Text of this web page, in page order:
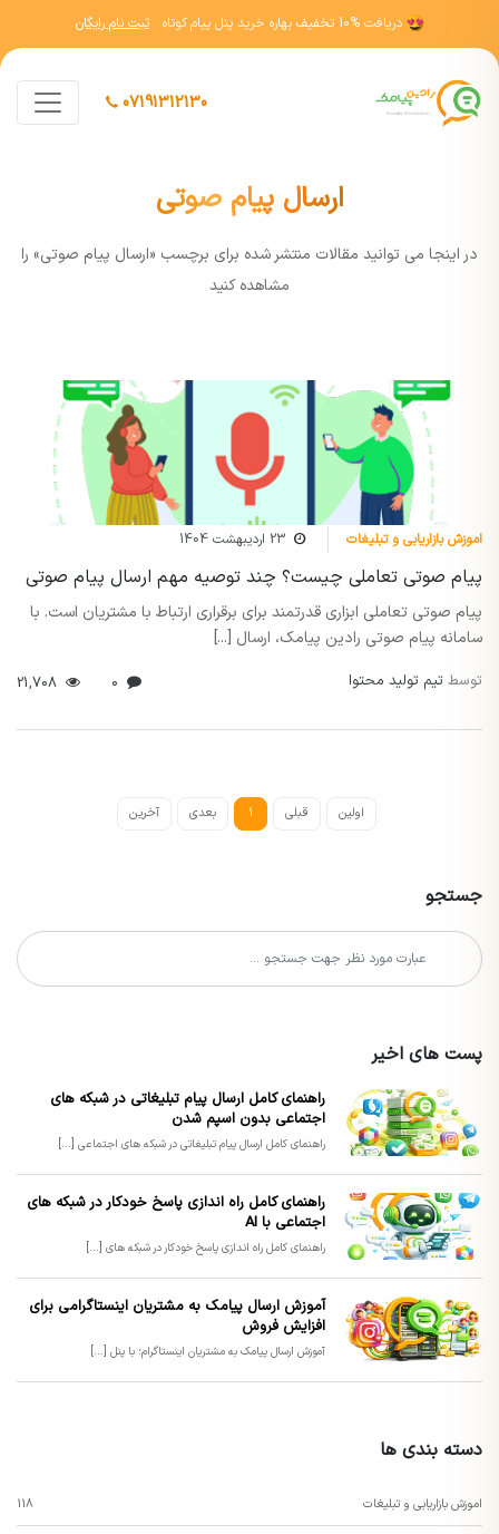
دریافت 10% تخفیف بهاره خرید پنل پیام کوتاه ثبت نام رایگان
07191312130
ارسال پیام صوتی
در اينجا مي توانيد مقالات منتشر شده برای برچسب «ارسال پیام صوتی» را
مشاهده کنيد
اموزش بازاریابی و تبلیغات 23 اردیبهشت 1404
پیام صوتی تعاملی چیست؟ چند توصیه مهم ارسال پیام صوتی
پیام صوتی تعاملی ابزاری قدرتمند برای برقراری ارتباط با مشتریان است. با
سامانه پیام صوتی رادین پیامک، ارسال [...]
توسط تیم تولید محتوا
اولین قبلی 1 بعدی آخرین
جستجو
پست های اخیر
راهنمای کامل ارسال پیام تبلیغاتی در شبکه های
اجتماعی بدون اسپم شدن
راهنمای کامل ارسال پیام تبلیغاتی در شبکه های اجتماعی [...]
راهنمای کامل راه اندازی پاسخ خودکار در شبکه های
اجتماعی با AI
راهنمای کامل راه اندازی پاسخ خودکار در شبکه های [...]
آموزش ارسال پیامک به مشتریان اینستاگرامی برای
افزایش فروش
آموزش ارسال پیامک به مشتریان اینستاگرام؛ با پنل [...]
دسته بندی ها
اموزش بازاریابی و تبلیغات 118